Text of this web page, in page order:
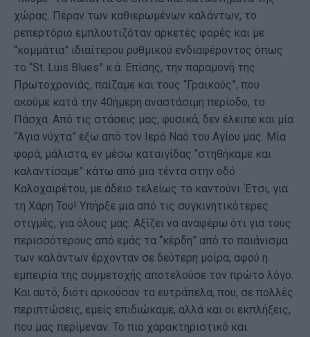
χώρας. Πέραν των καθιερωμένων καλάντων, το
ρεπερτόριο εμπλουτιζόταν αρκετές φορές και με
“κομμάτια” ιδιαίτερου ρυθμικού ενδιαφέροντος όπως
το “St. Luis Blues” κ.ά. Επίσης, την παραμονή της
Πρωτοχρονιάς, παίζαμε και τους “Γραικούς”, που
ακούμε κατά την 40ήμερη αναστάσιμη περίοδο, το
Πάσχα. Από τις στάσεις μας, φυσικά, δεν έλειπε και μία
“Άγια νύχτα” έξω από τον Ιερό Ναό του Αγίου μας. Μία
φορά, μάλιστα, εν μέσω καταιγίδας “στηθήκαμε και
καλαντίσαμε” κάτω από μια τέντα στην οδό
Καλοχαιρέτου, με άδειο τελείως το καντούνι. Έτσι, για
τη Χάρη Του! Υπήρξε μια από τις συγκινητικότερες
στιγμές, για όλους μας. Αξίζει να αναφέρω ότι για τους
περισσότερους από εμάς τα “κέρδη” από το παιάνισμα
των καλάντων έρχονταν σε δεύτερη μοίρα, αφού η
εμπειρία της συμμετοχής αποτελούσε τον πρώτο λόγο.
Και αυτό, διότι αρκούσαν τα ευτράπελα, που, σε πολλές
περιπτώσεις, εμείς επιδιώκαμε, αλλά και οι εκπλήξεις,
που μας περίμεναν. Το πιο χαρακτηριστικό και